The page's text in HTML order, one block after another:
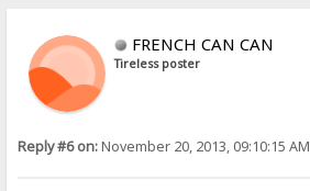
FRENCH CAN CAN
Tireless poster
Reply #6 on:November 20, 2013, 09:10:15 AM